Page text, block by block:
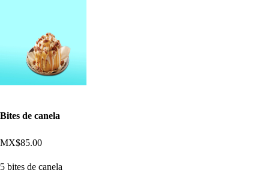
Bites de canela
MX$85.00
5 bites de canela